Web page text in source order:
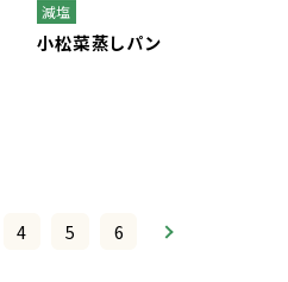
減塩
小松菜蒸しパン
4 5 6